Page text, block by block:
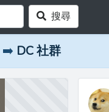
搜尋
➡️ DC 社群